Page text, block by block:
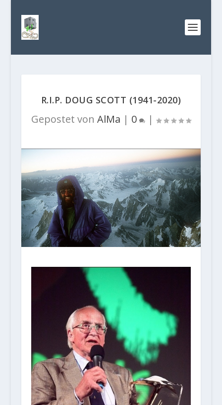
R.I.P. DOUG SCOTT (1941-2020)
Gepostet von AlMa | 0 |